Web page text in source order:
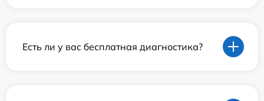
Есть ли у вас бесплатная диагностика?